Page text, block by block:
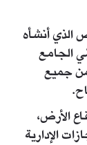
الذي أنشأه
الجامع
جميع
الأرض،
اﻹدارية